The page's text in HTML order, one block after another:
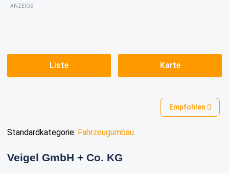
ANZEIGE
Liste Karte
Empfohlen
Standardkategorie: Fahrzeugumbau
Veigel GmbH + Co. KG